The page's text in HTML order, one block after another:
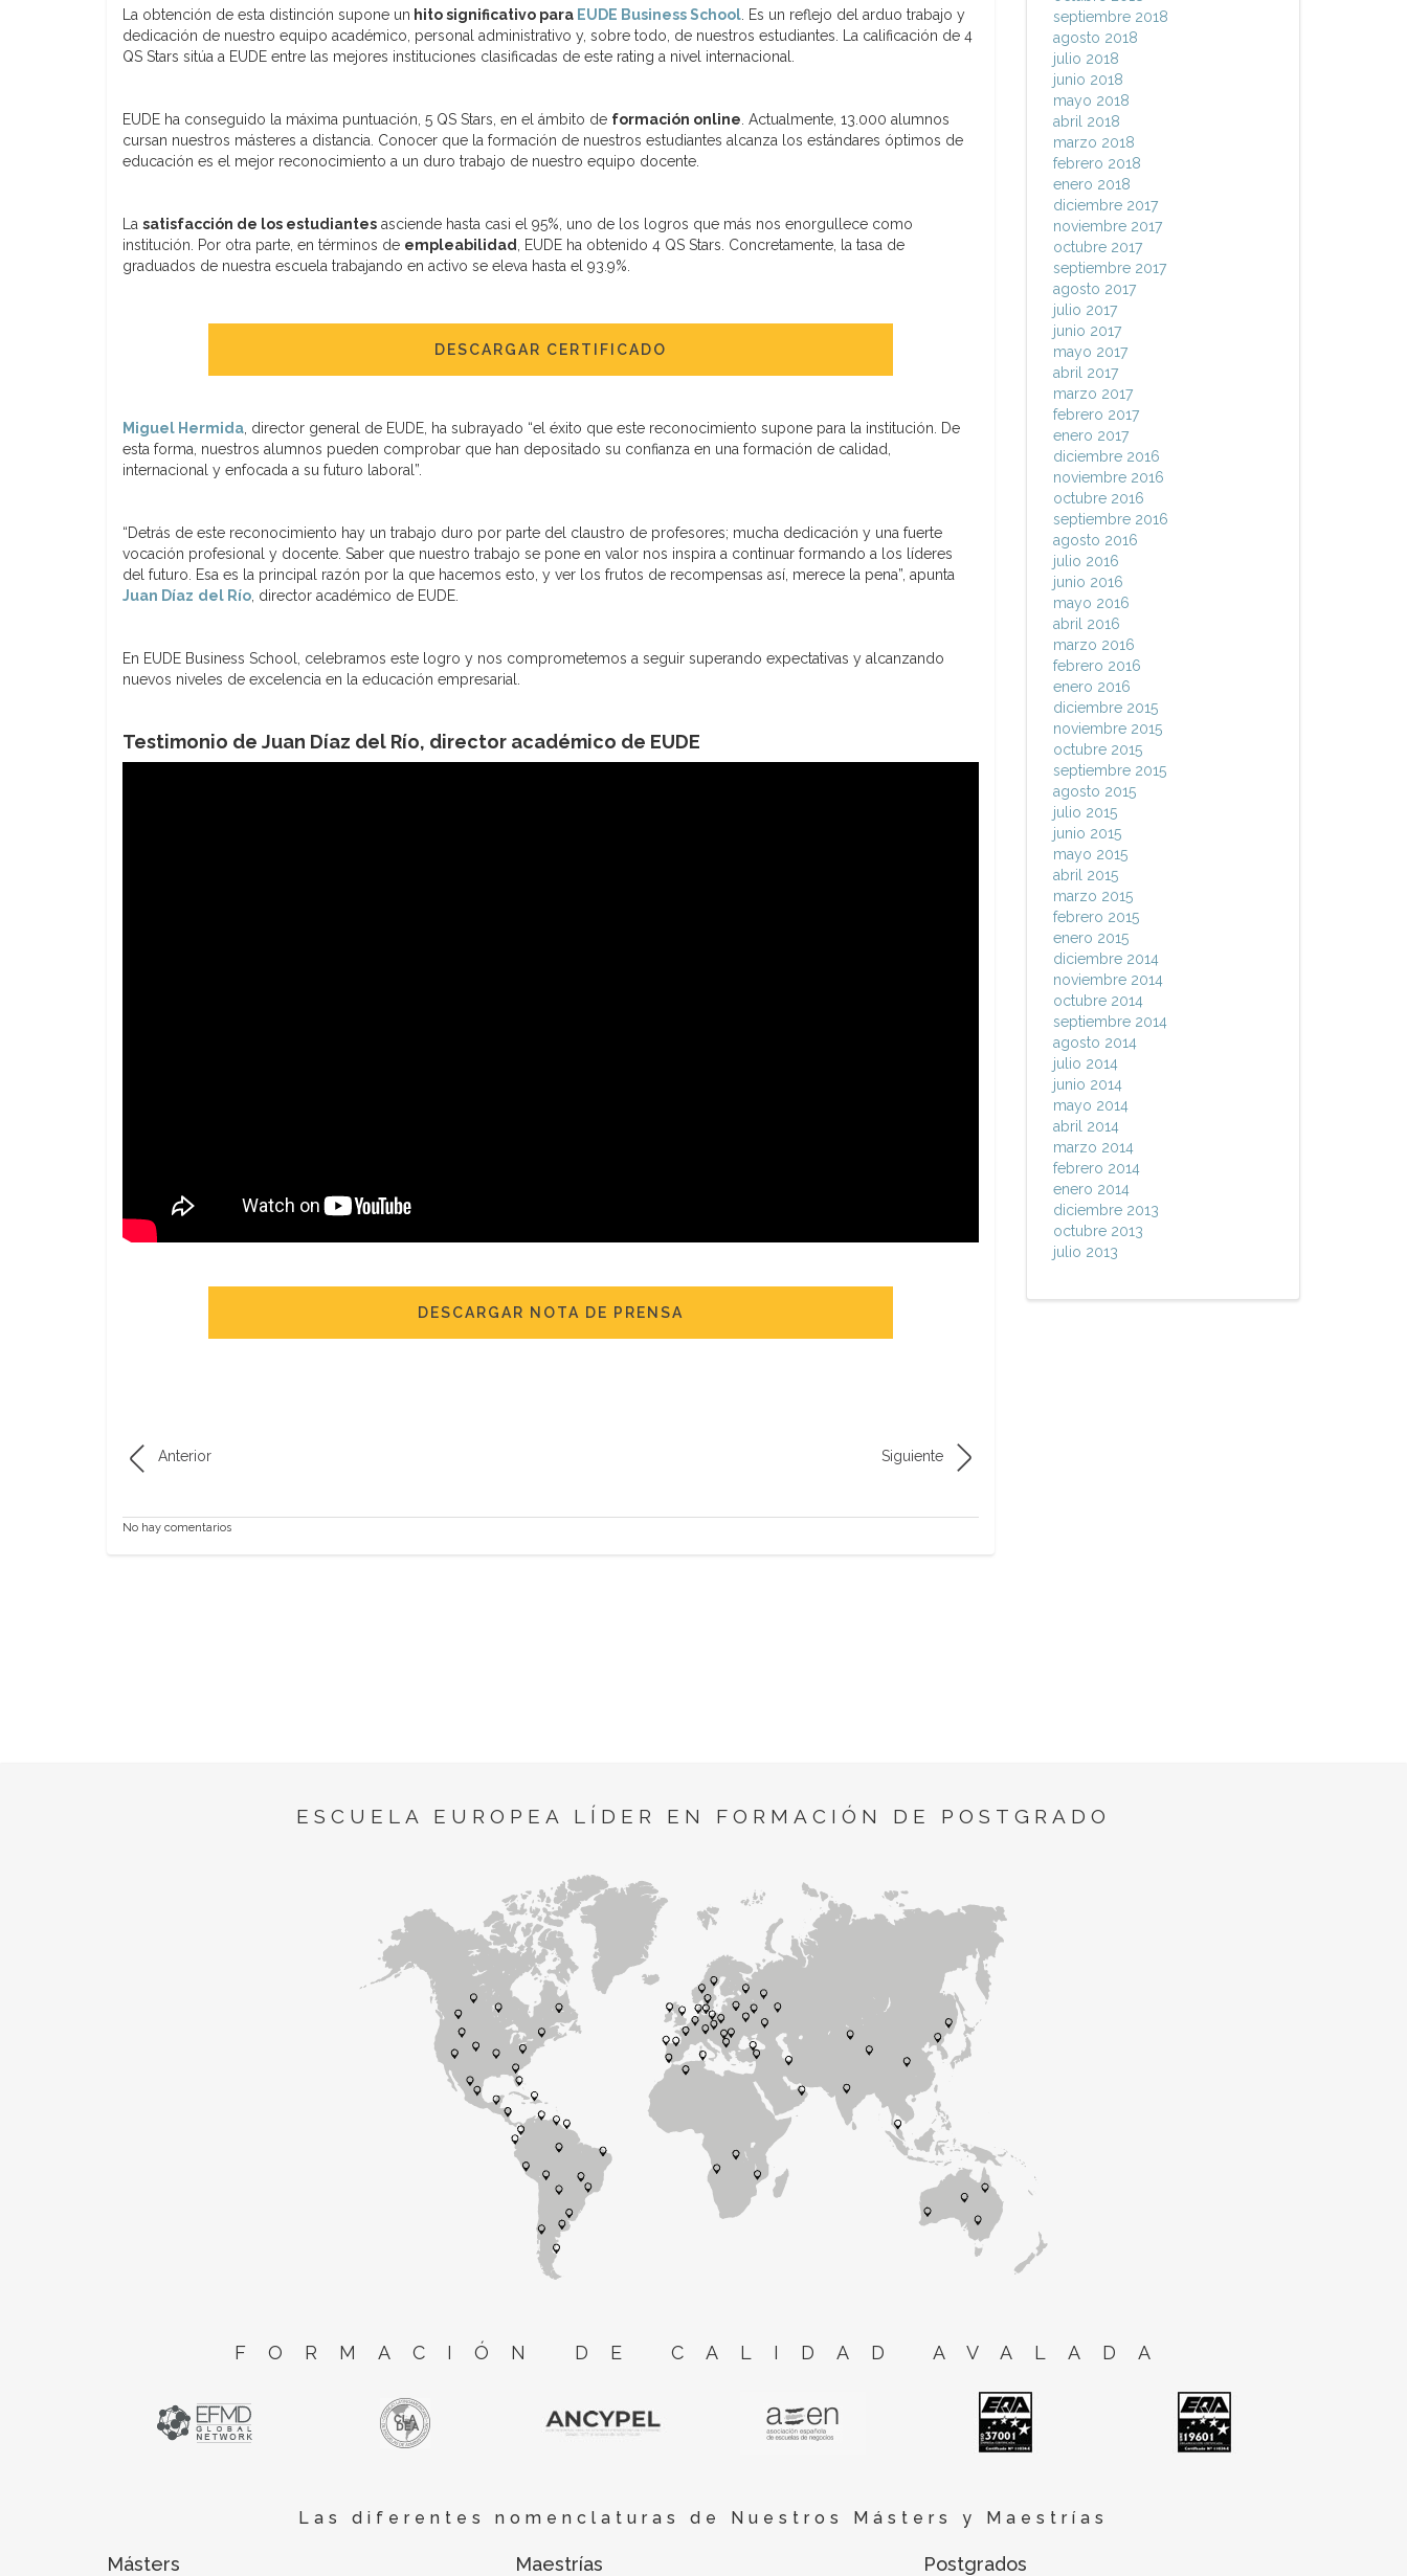
La obtención de esta distinción supone un hito significativo para EUDE Business School . Es un reflejo del arduo trabajo y
dedicación de nuestro equipo académico, personal administrativo y, sobre todo, de nuestros estudiantes. La calificación de 4
QS Stars sitúa a EUDE entre las mejores instituciones clasificadas de este rating a nivel internacional.
EUDE ha conseguido la máxima puntuación, 5 QS Stars, en el ámbito de formación online . Actualmente, 13.000 alumnos
cursan nuestros másteres a distancia. Conocer que la formación de nuestros estudiantes alcanza los estándares óptimos de
educación es el mejor reconocimiento a un duro trabajo de nuestro equipo docente.
La satisfacción de los estudiantes asciende hasta casi el 95%, uno de los logros que más nos enorgullece como
institución. Por otra parte, en términos de empleabilidad
, EUDE ha obtenido 4 QS Stars. Concretamente, la tasa de
graduados de nuestra escuela trabajando en activo se eleva hasta el 93.9%.
DESCARGAR CERTIFICADO
Miguel Hermida , director general de EUDE, ha subrayado “el éxito que este reconocimiento supone para la institución. De
esta forma, nuestros alumnos pueden comprobar que han depositado su confianza en una formación de calidad,
internacional y enfocada a su futuro laboral”.
“Detrás de este reconocimiento hay un trabajo duro por parte del claustro de profesores; mucha dedicación y una fuerte
vocación profesional y docente. Saber que nuestro trabajo se pone en valor nos inspira a continuar formando a los líderes
del futuro. Esa es la principal razón por la que hacemos esto, y ver los frutos de recompensas así, merece la pena”, apunta
Juan Díaz del Río , director académico de EUDE.
En EUDE Business School, celebramos este logro y nos comprometemos a seguir superando expectativas y alcanzando
nuevos niveles de excelencia en la educación empresarial.
Testimonio de Juan Díaz del Río, director académico de EUDE
DESCARGAR NOTA DE PRENSA
Anterior Siguiente
No hay comentarios
septiembre 2018
agosto 2018
julio 2018
junio 2018
mayo 2018
abril 2018
marzo 2018
febrero 2018
enero 2018
diciembre 2017
noviembre 2017
octubre 2017
septiembre 2017
agosto 2017
julio 2017
junio 2017
mayo 2017
abril 2017
marzo 2017
febrero 2017
enero 2017
diciembre 2016
noviembre 2016
octubre 2016
septiembre 2016
agosto 2016
julio 2016
junio 2016
mayo 2016
abril 2016
marzo 2016
febrero 2016
enero 2016
diciembre 2015
noviembre 2015
octubre 2015
septiembre 2015
agosto 2015
julio 2015
junio 2015
mayo 2015
abril 2015
marzo 2015
febrero 2015
enero 2015
diciembre 2014
noviembre 2014
octubre 2014
septiembre 2014
agosto 2014
julio 2014
junio 2014
mayo 2014
abril 2014
marzo 2014
febrero 2014
enero 2014
diciembre 2013
octubre 2013
julio 2013
ESCUELA EUROPEA LÍDER EN FORMACIÓN DE POSTGRADO
FORMACIÓN DE CALIDAD AVALADA
Las diferentes nomenclaturas de Nuestros Másters y Maestrías
Másters Maestrías Postgrados